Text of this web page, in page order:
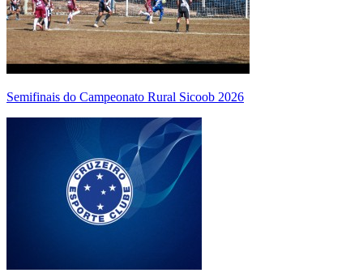
Semifinais do Campeonato Rural Sicoob 2026